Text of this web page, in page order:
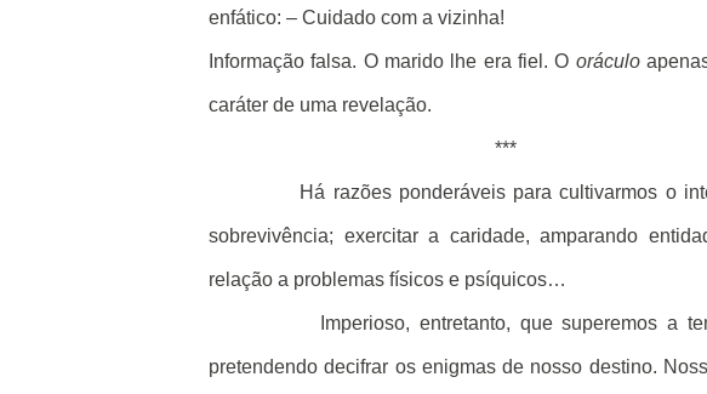
enfático: – Cuidado com a vizinha!
Informação falsa. O marido lhe era fiel. O oráculo
caráter de uma revelação.
***
Há razões ponderáveis para cultivarmos o
sobrevivência; exercitar a caridade, amparando
relação a problemas físicos e psíquicos…
Imperioso, entretanto, que superemos a
pretendendo decifrar os enigmas de nosso destino.